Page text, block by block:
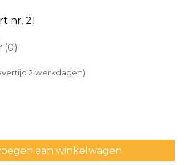
nr. 21
van dit product is
(0)
werkdagen)
aan winkelwagen